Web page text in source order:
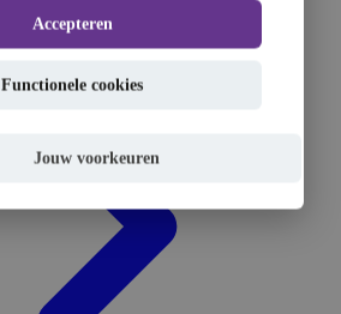
Accepteren
Functionele cookies
Jouw voorkeuren